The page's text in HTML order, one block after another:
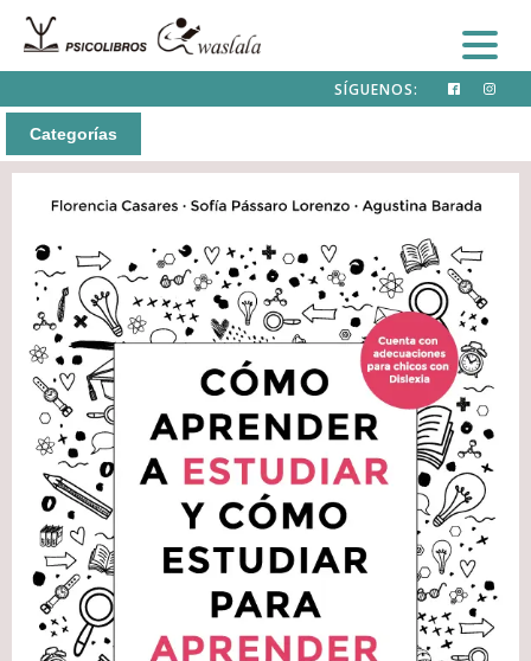
SÍGUENOS:
Categorías